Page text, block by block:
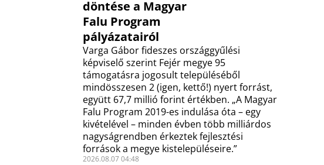
döntése a Magyar
Falu Program
pályázatairól
Varga Gábor fideszes országgyűlési
képviselő szerint Fejér megye 95
támogatásra jogosult településéből
mindösszesen 2 (igen, kettő!) nyert forrást,
együtt 67,7 millió forint értékben. „A Magyar
Falu Program 2019-es indulása óta – egy
kivételével – minden évben több milliárdos
nagyságrendben érkeztek fejlesztési
források a megye kistelepüléseire.”
2026.08.07 04:48